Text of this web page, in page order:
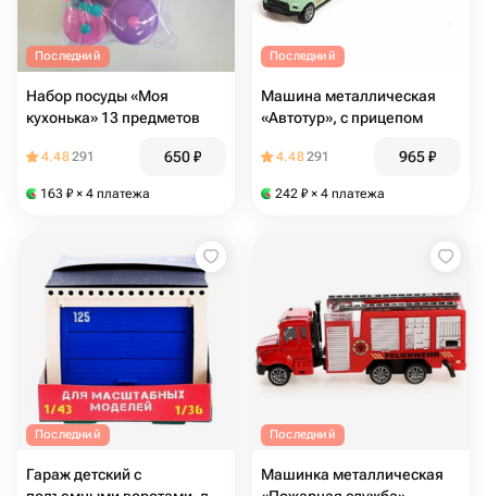
Последний
Набор посуды «Моя
кухонька» 13 предметов
4.48291 650₽
163 ₽ × 4 платежа
Последний
Машина металлическая
«Автотур», с прицепом
4.48291 965₽
242 ₽ × 4 платежа
Последний
Гараж детский с
Последний
Машинка металлическая